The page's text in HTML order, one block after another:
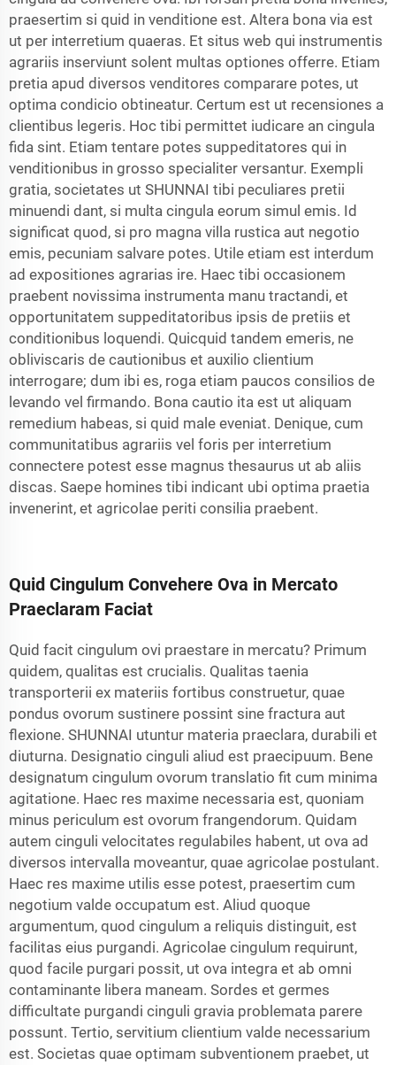
praesertim si quid in venditione est. Altera bona via est
ut per interretium quaeras. Et situs web qui instrumentis
agrariis inserviunt solent multas optiones offerre. Etiam
pretia apud diversos venditores comparare potes, ut
optima condicio obtineatur. Certum est ut recensiones a
clientibus legeris. Hoc tibi permittet iudicare an cingula
fida sint. Etiam tentare potes suppeditatores qui in
venditionibus in grosso specialiter versantur. Exempli
gratia, societates ut SHUNNAI tibi peculiares pretii
minuendi dant, si multa cingula eorum simul emis. Id
significat quod, si pro magna villa rustica aut negotio
emis, pecuniam salvare potes. Utile etiam est interdum
ad expositiones agrarias ire. Haec tibi occasionem
praebent novissima instrumenta manu tractandi, et
opportunitatem suppeditatoribus ipsis de pretiis et
conditionibus loquendi. Quicquid tandem emeris, ne
obliviscaris de cautionibus et auxilio clientium
interrogare; dum ibi es, roga etiam paucos consilios de
levando vel firmando. Bona cautio ita est ut aliquam
remedium habeas, si quid male eveniat. Denique, cum
communitatibus agrariis vel foris per interretium
connectere potest esse magnus thesaurus ut ab aliis
discas. Saepe homines tibi indicant ubi optima praetia
invenerint, et agricolae periti consilia praebent.
Quid Cingulum Convehere Ova in Mercato
Praeclaram Faciat
Quid facit cingulum ovi praestare in mercatu? Primum
quidem, qualitas est crucialis. Qualitas taenia
transporterii ex materiis fortibus construetur, quae
pondus ovorum sustinere possint sine fractura aut
flexione. SHUNNAI utuntur materia praeclara, durabili et
diuturna. Designatio cinguli aliud est praecipuum. Bene
designatum cingulum ovorum translatio fit cum minima
agitatione. Haec res maxime necessaria est, quoniam
minus periculum est ovorum frangendorum. Quidam
autem cinguli velocitates regulabiles habent, ut ova ad
diversos intervalla moveantur, quae agricolae postulant.
Haec res maxime utilis esse potest, praesertim cum
negotium valde occupatum est. Aliud quoque
argumentum, quod cingulum a reliquis distinguit, est
facilitas eius purgandi. Agricolae cingulum requirunt,
quod facile purgari possit, ut ova integra et ab omni
contaminante libera maneam. Sordes et germes
difficultate purgandi cinguli gravia problemata parere
possunt. Tertio, servitium clientium valde necessarium
est. Societas quae optimam subventionem praebet, ut